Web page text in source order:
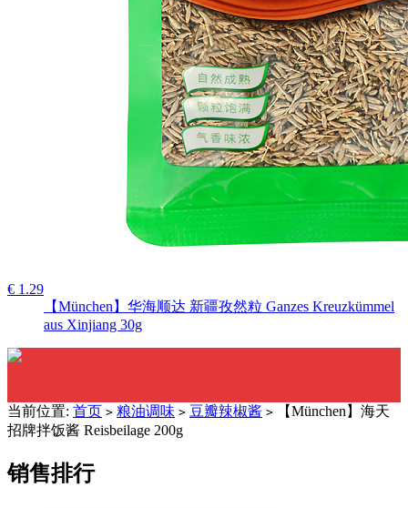
€ 1.29
【München】华海顺达 新疆孜然粒 Ganzes Kreuzkümmel
aus Xinjiang 30g
当前位置: 首页 > 粮油调味 > 豆瓣辣椒酱 > 【München】海天
招牌拌饭酱 Reisbeilage 200g
销售排行